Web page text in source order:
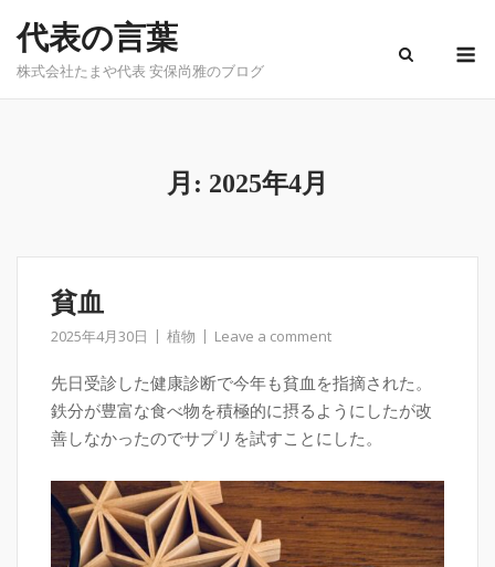
content
代表の言葉
株式会社たまや代表 安保尚雅のブログ
月: 2025年4月
貧血
2025年4月30日 植物 Leave a comment
先日受診した健康診断で今年も貧血を指摘された。
鉄分が豊富な食べ物を積極的に摂るようにしたが改
善しなかったのでサプリを試すことにした。